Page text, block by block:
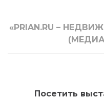
«PRIAN.RU –
Посетить